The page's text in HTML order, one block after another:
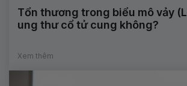
Tổn thương trong biểu mô vảy
ung thư cổ tử cung không?
Xem thêm